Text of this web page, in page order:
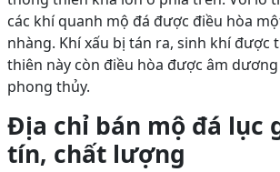
các khí quanh mộ đá được điều hòa
nhàng. Khí xấu bị tán ra, sinh khí được
thiên này còn điều hòa được âm
phong thủy.
Địa chỉ bán mộ đá lục
tín, chất lượng